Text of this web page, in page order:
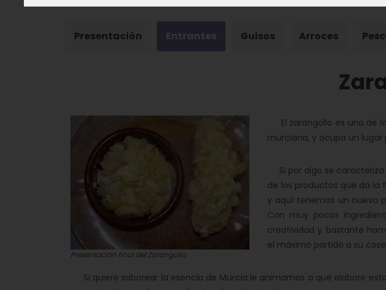
Presentación Entrantes Guisos Arroces
Presentación final del Zarangollo
El zarangollo es uno de
murciana, y ocupa un lugar
Si por algo se
de los productos que da la
y aquí tenemos un nuevo
Con muy pocos
creatividad y bastante
el máximo partido a su
Si quiere saborear la esencia de Murcia le animamos a que elabore